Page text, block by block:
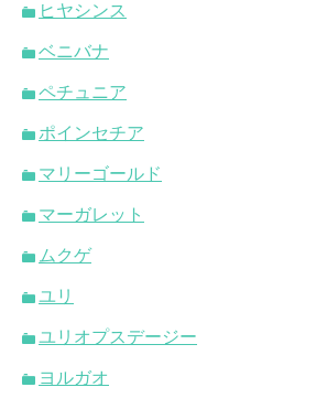
ヒヤシンス
ベニバナ
ペチュニア
ポインセチア
マリーゴールド
マーガレット
ムクゲ
ユリ
ユリオプスデージー
ヨルガオ